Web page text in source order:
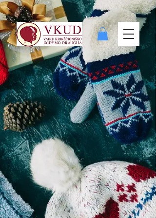
Vegetables
Магазин/ Vegetables
Личный кабинет
Отследить заказ
Корзина
Показывать цены в: EUR